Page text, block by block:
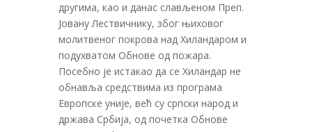
другима, као и данас слављеном Преп.
Јовану Лествичнику, због њиховог
молитвеног покрова над Хиландаром и
подухватом Обнове од пожара.
Посебно је истакао да се Хиландар не
обнавља средствима из програма
Европске уније, већ су српски народ и
држава Србија, од почетка Обнове